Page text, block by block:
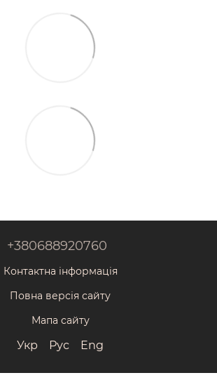
+380688920760
Контактна інформація
Повна версія сайту
Мапа сайту
Укр Рус Eng